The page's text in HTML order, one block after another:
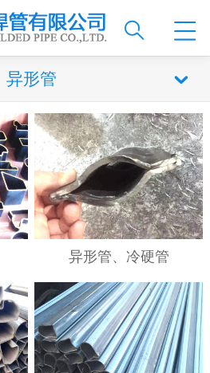
异形管
异形管、冷硬管